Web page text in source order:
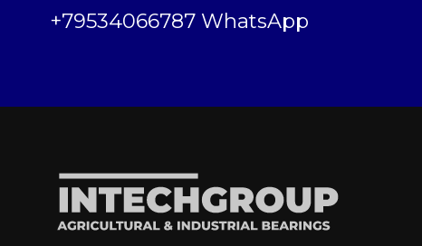
+79534066787 WhatsApp